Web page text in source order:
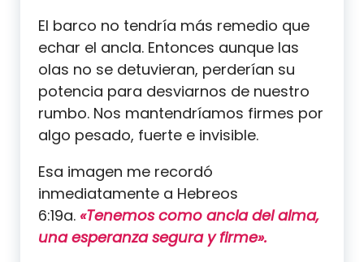
El barco no tendría más remedio que
echar el ancla. Entonces aunque las
olas no se detuvieran, perderían su
potencia para desviarnos de nuestro
rumbo. Nos mantendríamos firmes por
algo pesado, fuerte e invisible.
Esa imagen me recordó
inmediatamente a Hebreos
6:19a. «Tenemos como ancla del alma,
una esperanza segura y firme».